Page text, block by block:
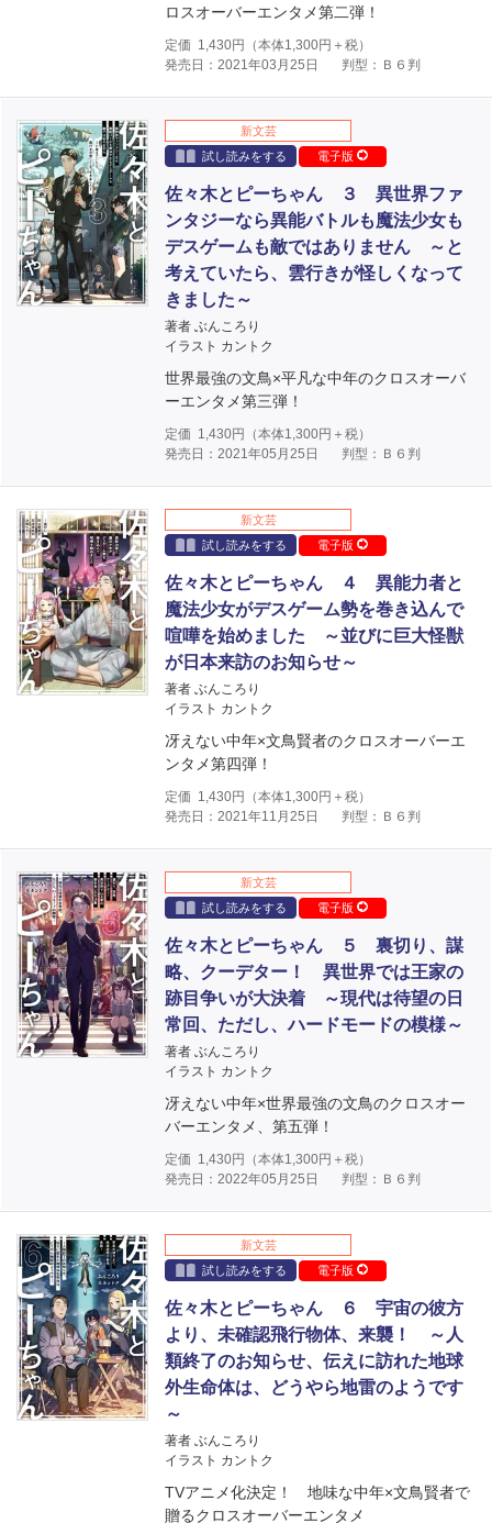
ロスオーバーエンタメ第二弾！
定価 1,430円（本体1,300円＋税）
発売日：2021年03月25日
判型：Ｂ６判
新文芸
試し読みをする
電子版
佐々木とピーちゃん ３ 異世界ファ
ンタジーなら異能バトルも魔法少女も
デスゲームも敵ではありません ～と
考えていたら、雲行きが怪しくなって
きました～
著者 ぶんころり
イラスト カントク
世界最強の文鳥×平凡な中年のクロスオーバ
ーエンタメ第三弾！
定価 1,430円（本体1,300円＋税）
発売日：2021年05月25日
判型：Ｂ６判
新文芸
試し読みをする
電子版
佐々木とピーちゃん ４ 異能力者と
魔法少女がデスゲーム勢を巻き込んで
喧嘩を始めました ～並びに巨大怪獣
が日本来訪のお知らせ～
著者 ぶんころり
イラスト カントク
冴えない中年×文鳥賢者のクロスオーバーエ
ンタメ第四弾！
定価 1,430円（本体1,300円＋税）
発売日：2021年11月25日
判型：Ｂ６判
新文芸
試し読みをする
電子版
佐々木とピーちゃん ５ 裏切り、謀
略、クーデター！ 異世界では王家の
跡目争いが大決着 ～現代は待望の日
常回、ただし、ハードモードの模様～
著者 ぶんころり
イラスト カントク
冴えない中年×世界最強の文鳥のクロスオー
バーエンタメ、第五弾！
定価 1,430円（本体1,300円＋税）
発売日：2022年05月25日
判型：Ｂ６判
新文芸
試し読みをする
電子版
佐々木とピーちゃん ６ 宇宙の彼方
より、未確認飛行物体、来襲！ ～人
類終了のお知らせ、伝えに訪れた地球
外生命体は、どうやら地雷のようです
～
著者 ぶんころり
イラスト カントク
TVアニメ化決定！ 地味な中年×文鳥賢者で
贈るクロスオーバーエンタメ